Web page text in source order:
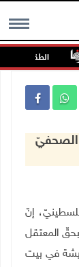
MENU
الطقس: أجواء
الصحفيّ
الفلسطينيّ، إنّ
بحقّ المعتقل
الدهيشة في بيت